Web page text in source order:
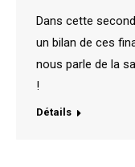
Dans cette
un bilan de ces
nous parle de la
!
Détails